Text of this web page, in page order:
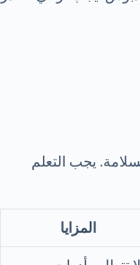
يجب التعلم
المزايا